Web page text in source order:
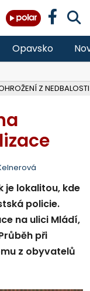
Opavsko
Z NEDBALOSTI
je lokalitou, kde
policie.
na ulici Mládí,
při
z obyvatelů